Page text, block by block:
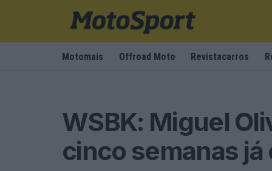
Motomais Offroad Moto Revistacarros
WSBK: Miguel
cinco semanas já